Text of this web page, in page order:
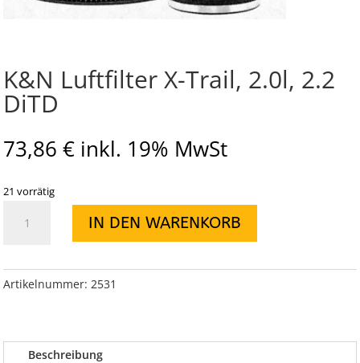
K&N Luftfilter X-Trail, 2.0l, 2.2
DiTD
73,86 € inkl. 19% MwSt
21 vorrätig
Luftfilter
2.0l,
Menge
IN DEN WARENKORB
Artikelnummer: 2531
Beschreibung